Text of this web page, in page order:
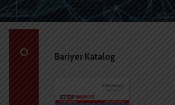
Bariyer Katalog